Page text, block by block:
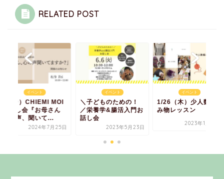
RELATED POST
イベント
（8/9）CHIEMI MOI
お話し会『お母さん
心の声、聞いて...
2024年7月25日
イベント
＼子どものための！
／栄養学&腸活入門お
話し会
2023年5月23日
イベント
1/26（木）少人数編
み物レッスン
2023年1月18日